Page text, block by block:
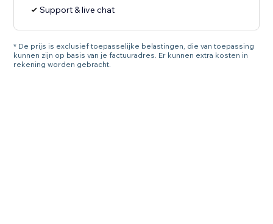
Support & live chat
* De prijs is exclusief toepasselijke belastingen, die van toepassing
kunnen zijn op basis van je factuuradres. Er kunnen extra kosten in
rekening worden gebracht.